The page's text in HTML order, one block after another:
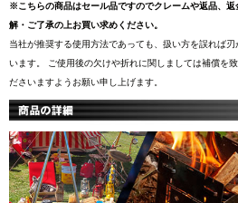
※こちらの商品はセール品ですのでクレームや返品、
解・ご了承の上お買い求めください。
当社が推奨する使用方法であっても、扱い方を誤れば
います。 ご使用後の欠けや折れに関しましては補償を
ださいますようお願い申し上げます。